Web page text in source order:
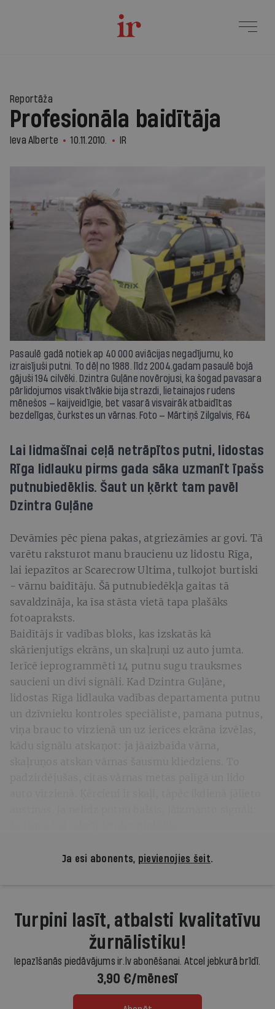
Reportāža
Profesionāla baidītāja
Ieva Alberte 10.11.2010. IR
Pasaulē gadā notiek ap 40 000 aviācijas negadījumu, ko
izraisījuši putni. To dēļ no 1988. līdz 2004.gadam pasaulē bojā
gājuši 194 cilvēki. Dzintra Guļāne novērojusi, ka šogad pavasara
pārlidojumos visaktīvākie bija strazdi, lietainajos rudens
mēnešos — kaijveidīgie, bet vasarā visvairāk atbaidītas
bezdelīgas, čurkstes un vārnas. Foto — Mārtiņš Zilgalvis, F64
Lai lidmašīnai ceļā netrāpītos putni, lidostas
Rīga lidlauku pirms gada sāka uzmanīt īpašs
putnubiedēklis. Šaut un ķērkt tam pavēl
Dzintra Guļāne
Devāmies pēc piena pakas, atgriezāmies ar govi. Tā
varētu raksturot manu braucienu uz lidostu Rīga,
lai iepazītos ar Scarecrow Ultima, tulkojot burtiski
- vārnu baidītāju. Šā putnubiedēkļa gaitas tā
savaldzināja, ka īsa stāsta vietā tapa plašāks
fotoapraksts.
Baidītājs ir vadības bloks, kas izskatās kā
skārienjutīgs ekrāns, un skaļruņi uz auto jumta.
Ierīcē ieprogrammēti 14 putnu sugu trauksmes
saucieni un divi signāli. Kad Dzintra Guļāne,
lidostas Rīga lidlauka vadības departamenta putnu
un dzīvnieku kontroles speciāliste, pamana putnus,
viņa brauc to virzienā un uz ierīces ekrāna izvēlas,
kādu signālu atskaņot: ja jāaizbaida vārna,
Ja esi abonents, pievienojies šeit.
Turpini lasīt, atbalsti kvalitatīvu
žurnālistiku!
Iepazīšanās piedāvājums ir.lv abonēšanai. Atcel jebkurā brīdī.
3,90 €/mēnesī